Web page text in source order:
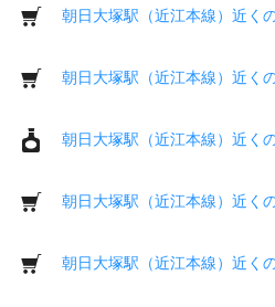
朝日大塚駅（近江本線）近く
朝日大塚駅（近江本線）近く
朝日大塚駅（近江本線）近く
朝日大塚駅（近江本線）近く
朝日大塚駅（近江本線）近く